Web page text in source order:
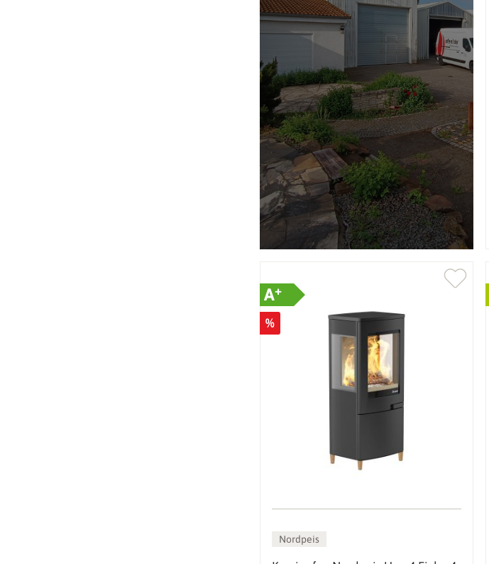
A+
%
Nordpeis